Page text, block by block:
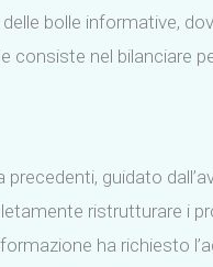
bolle informative,
nel bilanciare
guidato
ristrutturare i
ha richiesto